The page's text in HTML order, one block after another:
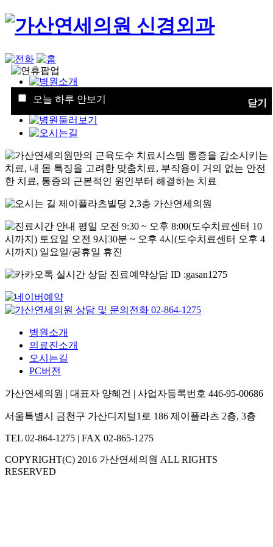
오늘 하루 안보기 닫기
병원소개
의료진소개
오시는길
PC버전
가산연세의원 | 대표자 양혜건 | 사업자등록번호 446-95-00686
서울특별시 금천구 가산디지털1로 186 제이플라츠 2층, 3층
TEL 02-864-1275 | FAX 02-865-1275
COPYRIGHT(C) 2016 가산연세의원 ALL RIGHTS
RESERVED